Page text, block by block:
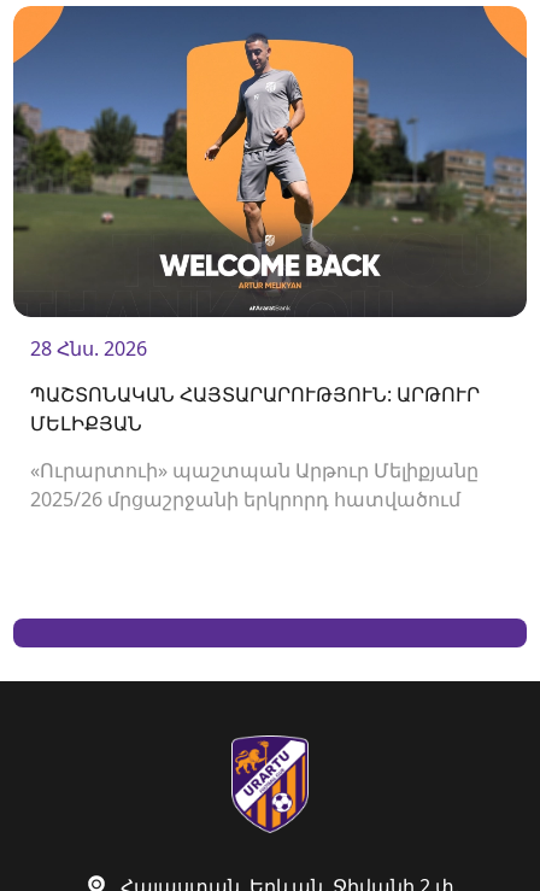
28 Հնս. 2026
ՊԱՇՏՈՆԱԿԱՆ ՀԱՅՏԱՐԱՐՈՒԹՅՈՒՆ: ԱՐԹՈՒՐ
ՄԵԼԻՔՅԱՆ
«Ուրարտուի» պաշտպան Արթուր Մելիքյանը
2025/26 մրցաշրջանի երկրորդ հատվածում